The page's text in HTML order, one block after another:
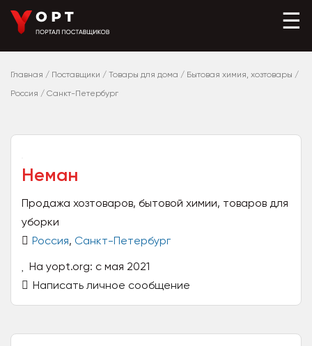
☰
Главная / Поставщики / Товары для дома / Бытовая химия, хозтовары /
Россия / Санкт-Петербург
Неман
Продажа хозтоваров, бытовой химии, товаров для
уборки
Россия, Санкт-Петербург
На yopt.org: с мая 2021
Написать личное сообщение